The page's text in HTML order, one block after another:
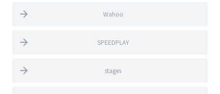
Wahoo
SPEEDPLAY
stages